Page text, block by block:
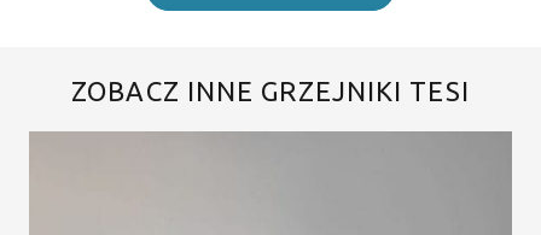
ZOBACZ INNE GRZEJNIKI TESI